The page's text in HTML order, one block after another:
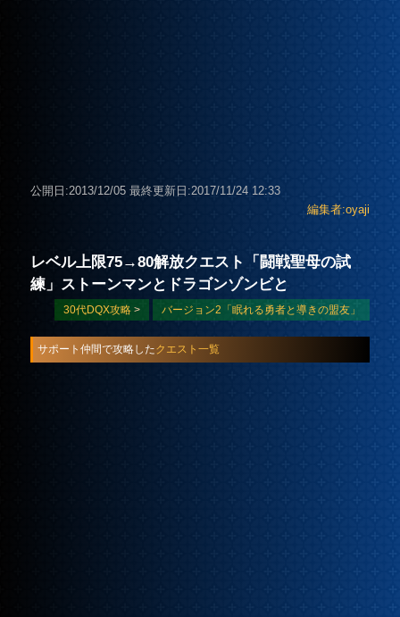
公開日:2013/12/05 最終更新日:2017/11/24 12:33
編集者:oyaji
レベル上限75→80解放クエスト「闘戦聖母の試
練」ストーンマンとドラゴンゾンビと
30代DQX攻略> バージョン2「眠れる勇者と導きの盟友」
サポート仲間で攻略したクエスト一覧